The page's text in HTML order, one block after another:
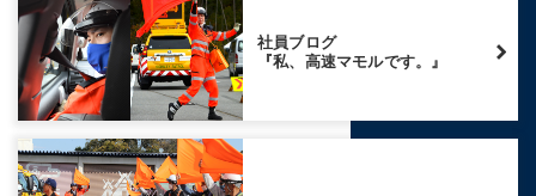
社員ブログ
『私、高速マモルです。』